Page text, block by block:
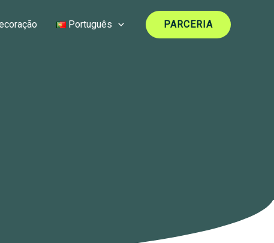
Português PARCERIA